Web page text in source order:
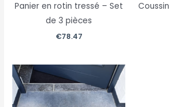
Panier en rotin tressé – Set
de 3 pièces
€78.47